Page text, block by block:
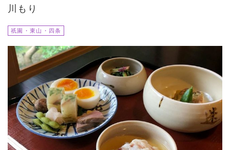
川もり
祇園・東山・四条